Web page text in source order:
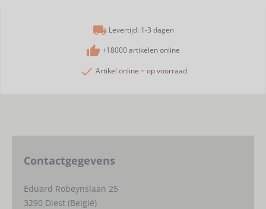
local_shipping Levertijd: 1-3 dagen
thumb_up +18000 artikelen online
check Artikel online = op voorraad
Contactgegevens
Eduard Robeynslaan 25
3290 Diest (België)